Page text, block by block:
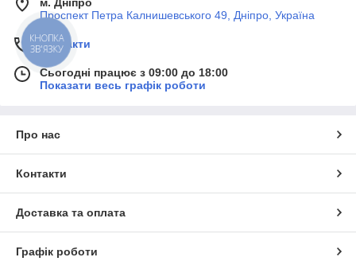
Проспект Петра Калнишевського 49, Дніпро, Україна
Контакти
Сьогодні працює з 09:00 до 18:00
Показати весь графік роботи
Про нас
Контакти
Доставка та оплата
Графік роботи
КНОПКА
ЗВ'ЯЗКУ